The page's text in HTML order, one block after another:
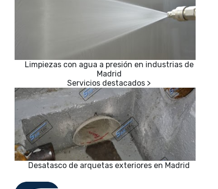
Limpiezas con agua a presión en industrias de
Madrid
Desatasco de arquetas exteriores en Madrid